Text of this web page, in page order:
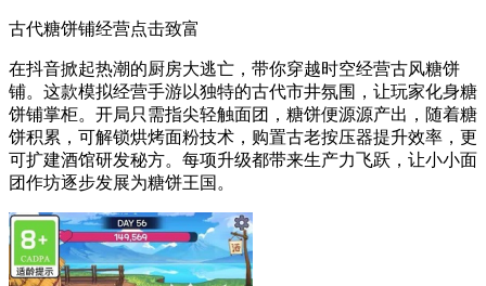
古代糖饼铺经营点击致富
在抖音掀起热潮的厨房大逃亡，带你穿越时空经营古风糖饼
铺。这款模拟经营手游以独特的古代市井氛围，让玩家化身糖
饼铺掌柜。开局只需指尖轻触面团，糖饼便源源产出，随着糖
饼积累，可解锁烘烤面粉技术，购置古老按压器提升效率，更
可扩建酒馆研发秘方。每项升级都带来生产力飞跃，让小小面
团作坊逐步发展为糖饼王国。